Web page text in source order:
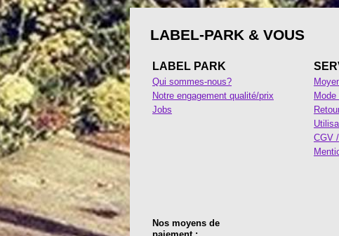
LABEL-PARK & VOUS
LABEL PARK
Qui sommes-nous?
Notre engagement qualité/prix
Jobs
CGV
Nos moyens de